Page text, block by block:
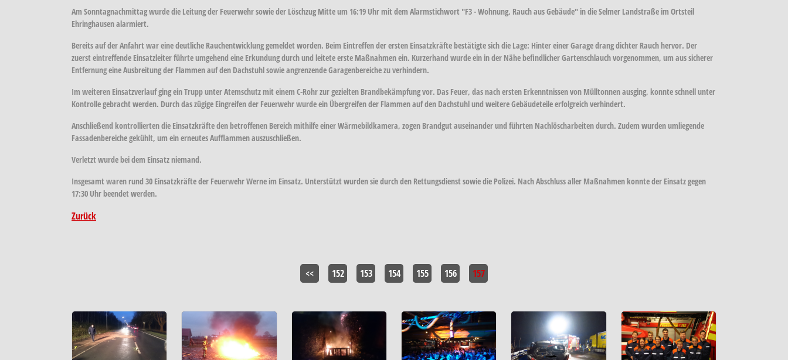
Am Sonntagnachmittag wurde die Leitung der Feuerwehr sowie der Löschzug Mitte um 16:19 Uhr mit dem Alarmstichwort "F3 - Wohnung, Rauch aus Gebäude" in die Selmer Landstraße im Ortsteil
Ehringhausen alarmiert.
Bereits auf der Anfahrt war eine deutliche Rauchentwicklung gemeldet worden. Beim Eintreffen der ersten Einsatzkräfte bestätigte sich die Lage: Hinter einer Garage drang dichter Rauch hervor. Der
zuerst eintreffende Einsatzleiter führte umgehend eine Erkundung durch und leitete erste Maßnahmen ein. Kurzerhand wurde ein in der Nähe befindlicher Gartenschlauch vorgenommen, um aus sicherer
Entfernung eine Ausbreitung der Flammen auf den Dachstuhl sowie angrenzende Garagenbereiche zu verhindern.
Im weiteren Einsatzverlauf ging ein Trupp unter Atemschutz mit einem C-Rohr zur gezielten Brandbekämpfung vor. Das Feuer, das nach ersten Erkenntnissen von Mülltonnen ausging, konnte schnell unter
Kontrolle gebracht werden. Durch das zügige Eingreifen der Feuerwehr wurde ein Übergreifen der Flammen auf den Dachstuhl und weitere Gebäudeteile erfolgreich verhindert.
Anschließend kontrollierten die Einsatzkräfte den betroffenen Bereich mithilfe einer Wärmebildkamera, zogen Brandgut auseinander und führten Nachlöscharbeiten durch. Zudem wurden umliegende
Fassadenbereiche gekühlt, um ein erneutes Aufflammen auszuschließen.
Verletzt wurde bei dem Einsatz niemand.
Insgesamt waren rund 30 Einsatzkräfte der Feuerwehr Werne im Einsatz. Unterstützt wurden sie durch den Rettungsdienst sowie die Polizei. Nach Abschluss aller Maßnahmen konnte der Einsatz gegen
17:30 Uhr beendet werden.
Zurück
<< 152 153 154 155 156 157